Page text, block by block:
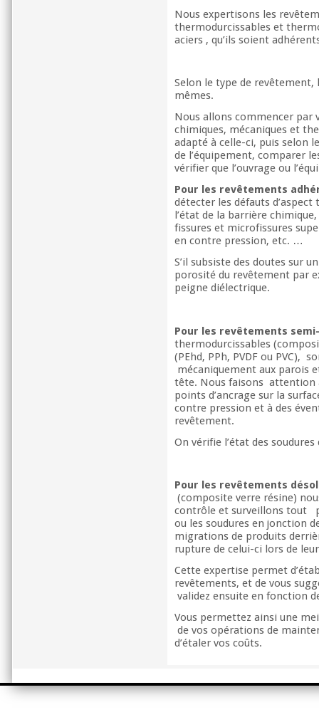
Nous expertisons les
thermodurcissables et
aciers , qu’ils soient
Selon le type de revêtement,
mêmes.
Nous allons commencer par
chimiques, mécaniques et
adapté à celle-ci, puis selon
de l’équipement, comparer
vérifier que l’ouvrage ou
Pour les revêtements
détecter les défauts
l’état de la barrière
fissures et microfissures
en contre pression, etc. …
S’il subsiste des doutes sur
porosité du revêtement par
peigne diélectrique.
Pour les revêtements
thermodurcissables
(PEhd, PPh, PVDF ou PVC),
mécaniquement aux parois
tête. Nous faisons attention
points d’ancrage sur la
contre pression et à des
revêtement.
On vérifie l’état des
Pour les revêtements
(composite verre résine)
contrôle et surveillons tout
ou les soudures en jonction
migrations de produits
rupture de celui-ci lors de
Cette expertise permet
revêtements, et de vous
validez ensuite en fonction
Vous permettez ainsi une
de vos opérations de
d’étaler vos coûts.